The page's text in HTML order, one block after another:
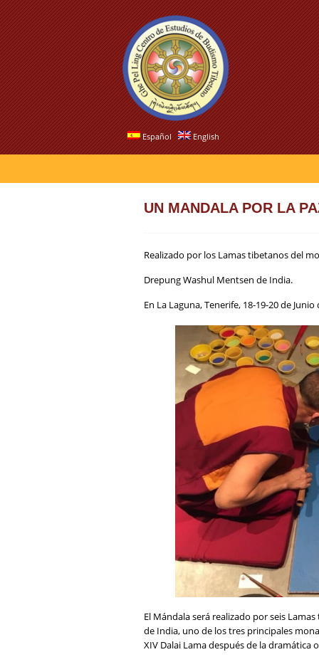
Español English
UN MANDALA POR LA
Realizado por los Lamas tibetanos del
Drepung Washul Mentsen de India.
En La Laguna, Tenerife, 18-19-20 de Junio
El Mándala será realizado por seis
de India, uno de los tres principales
XIV Dalai Lama después de la dramática